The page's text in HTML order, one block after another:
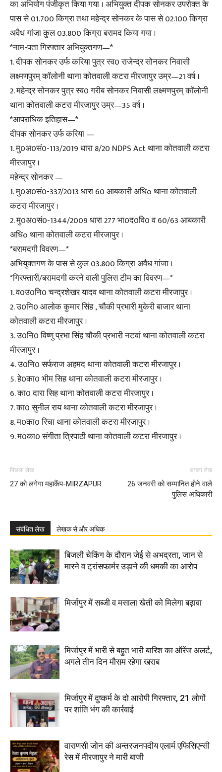
का अभियोग पंजीकृत किया गया । अभियुक्त दीपक सोनकर उपरोक्त के
पास से 01.700 किग्रा तथा महेन्द्र सोनकर के पास से 02.100 किग्रा
अवैध गांजा कुल 03.800 किग्रा बरामद किया गया ।
*नाम-पता गिरफ्तार अभियुक्तगण—*
1. दीपक सोनकर उर्फ करिया पुत्र स्व0 राजेन्द्र सोनकर निवासी
लक्ष्मणपुरम् कॉलोनी थाना कोतवाली कटरा मीरजापुर उम्र—21 वर्ष ।
2. महेन्द्र सोनकर पुत्र स्व0 गरीब सोनकर निवासी लक्ष्मणपुरम् कॉलोनी
थाना कोतवाली कटरा मीरजापुर उम्र—35 वर्ष ।
*आपराधिक इतिहास—*
दीपक सोनकर उर्फ करिया —
1. मु0अ0सं0-113/2019 धारा 8/20 NDPS Act थाना कोतवाली कटरा
मीरजापुर ।
महेन्द्र सोनकर —
1. मु0अ0सं0-337/2013 धारा 60 आबकारी अधिo थाना कोतवाली
कटरा मीरजापुर ।
2. मु0अ0सं0-1344/2009 धारा 277 भा0द0वि0 व 60/63 आबकारी
अधिo थाना कोतवाली कटरा मीरजापुर ।
*बरामदगी विवरण—*
अभियुक्तगण के पास से कुल 03.800 किग्रा अवैध गांजा ।
*गिरफ्तारी/बरामदगी करने वाली पुलिस टीम का विवरण—*
1. व0उ0नि0 चन्द्रशेखर यादव थाना कोतवाली कटरा मीरजापुर ।
2. उ0नि0 आलोक कुमार सिंह , चौकी प्रभारी मुकेरी बाजार थाना
कोतवाली कटरा मीरजापुर ।
3. उ0नि0 विष्णु प्रभा सिंह चौकी प्रभारी नटवां थाना कोतवाली कटरा
मीरजापुर ।
4. उ0नि0 सर्फराज अहमद थाना कोतवाली कटरा मीरजापुर ।
5. हे0का0 भीम सिह थाना कोतवाली कटरा मीरजापुर ।
6. का0 दारा सिह थाना कोतवाली कटरा मीरजापुर ।
7. का0 सुनील राय थाना कोतवाली कटरा मीरजापुर ।
8. म0का0 रिचा थाना कोतवाली कटरा मीरजापुर ।
9. म0का0 संगीता त्रिपाठी थाना कोतवाली कटरा मीरजापुर ।
पिछला लेख
27 को लगेगा महाकैंप-MIRZAPUR
अगला लेख
26 जनवरी को सम्मानित होने वाले
पुलिस अधिकारी
संबंधित लेख लेखक से और अधिक
बिजली चेकिंग के दौरान जेई से अभद्रता, जान से
मारने व ट्रांसफार्मर उड़ाने की धमकी का आरोप
मिर्जापुर में सब्जी व मसाला खेती को मिलेगा बढ़ावा
मिर्जापुर में भारी से बहुत भारी बारिश का ऑरेंज अलर्ट,
अगले तीन दिन मौसम रहेगा खराब
मिर्जापुर में दुष्कर्म के दो आरोपी गिरफ्तार, 21 लोगों
पर शांति भंग की कार्रवाई
वाराणसी जोन की अन्तरजनपदीय एलार्म एफिसिएन्सी
रेस में मीरजापुर ने मारी बाजी